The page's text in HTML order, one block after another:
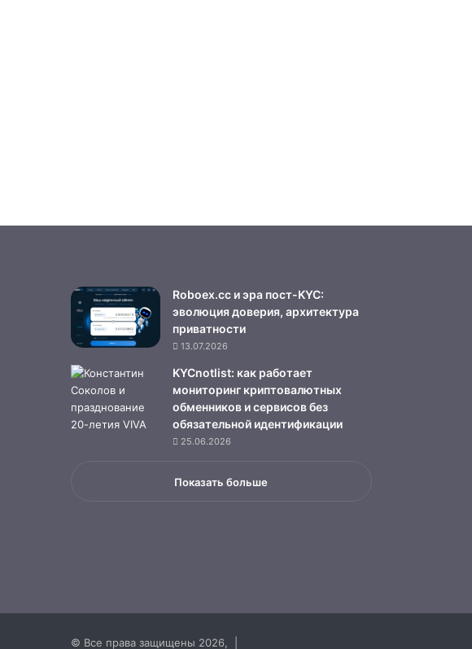
Roboex.cc и эра пост-KYC:
эволюция доверия, архитектура
приватности
13.07.2026
KYCnotlist: как работает
мониторинг криптовалютных
обменников и сервисов без
обязательной идентификации
25.06.2026
Показать больше
© Все права защищены 2026, |